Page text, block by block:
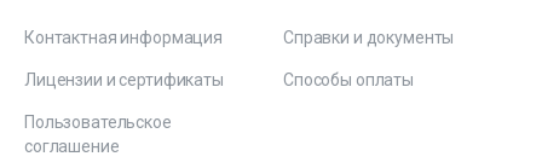
Контактная информация
Лицензии и сертификаты
Пользовательское
соглашение
Справки и документы
Способы оплаты